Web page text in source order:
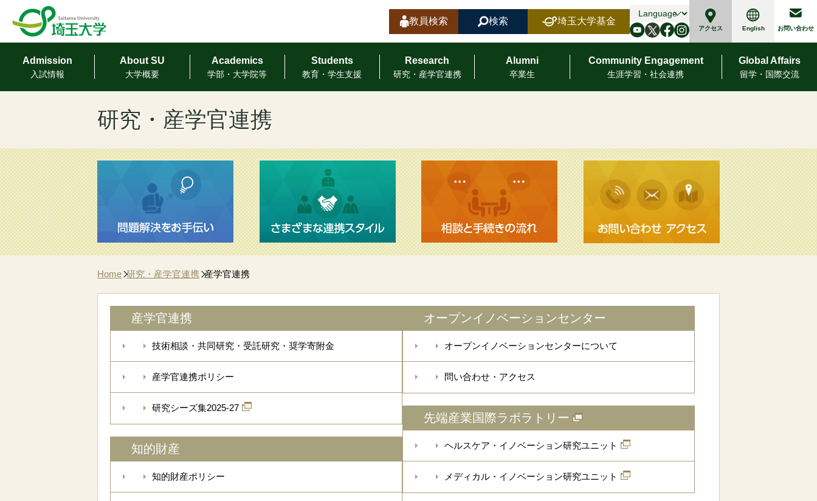
教員検索 検索 埼玉大学基金
アクセス English お問い合わせ
Admission
⼊試情報
About SU
⼤学概要
Academics
学部・⼤学院等
Students
教育・学⽣⽀援
Research
研究・産学官連携
Alumni
卒業⽣
Community Engagement
⽣涯学習・社会連携
Global Affairs
留学・国際交流
研究・産学官連携
Home 研究・産学官連携 産学官連携
産学官連携
技術相談・共同研究・受託研究・奨学寄附金
産学官連携ポリシー
研究シーズ集2025-27
知的財産
知的財産ポリシー
オープンイノベーションセンター
オープンイノベーションセンターについて
問い合わせ・アクセス
先端産業国際ラボラトリー
ヘルスケア・イノベーション研究ユニット
メディカル・イノベーション研究ユニット